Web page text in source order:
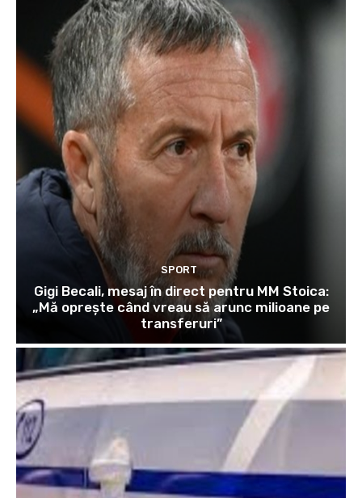
SPORT
Gigi Becali, mesaj în direct pentru MM Stoica:
„Mă oprește când vreau să arunc milioane pe
transferuri”